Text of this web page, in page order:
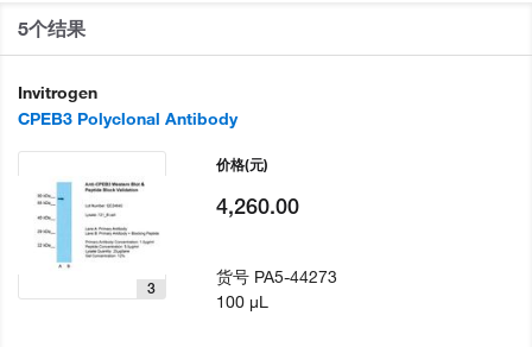
5个结果
Invitrogen
CPEB3 Polyclonal Antibody
3
价格(元)
4,260.00
货号 PA5-44273
100 µL